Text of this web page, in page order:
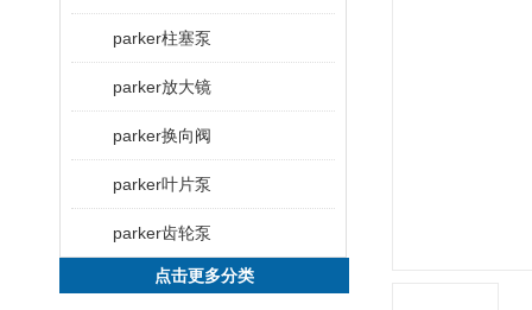
parker柱塞泵
parker放大镜
parker换向阀
parker叶片泵
parker齿轮泵
点击更多分类